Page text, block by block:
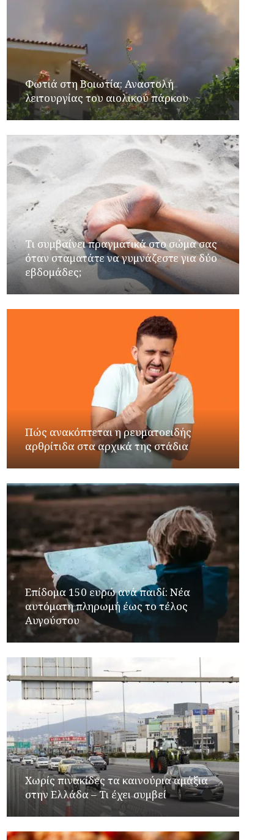
Φωτιά στη Βοιωτία: Αναστολή
λειτουργίας του αιολικού πάρκου
Τι συμβαίνει πραγματικά στο σώμα σας
όταν σταματάτε να γυμνάζεστε για δύο
εβδομάδες;
Πώς ανακόπτεται η ρευματοειδής
αρθρίτιδα στα αρχικά της στάδια
Επίδομα 150 ευρώ ανά παιδί: Νέα
αυτόματη πληρωμή έως το τέλος
Αυγούστου
Χωρίς πινακίδες τα καινούρια αμάξια
στην Ελλάδα – Τι έχει συμβεί